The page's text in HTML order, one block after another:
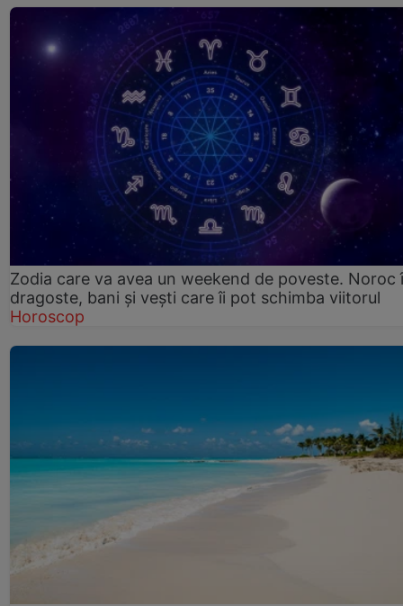
Zodia care va avea un weekend de poveste. Noroc
dragoste, bani și vești care îi pot schimba viitorul
Horoscop